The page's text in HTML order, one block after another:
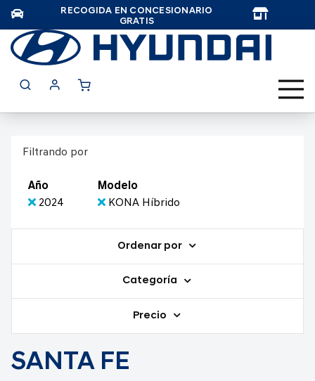
RECOGIDA EN CONCESIONARIO
GRATIS
Filtrando por
Año
2024
Modelo
KONA Híbrido
Ordenar por
Categoría
Precio
SANTA FE